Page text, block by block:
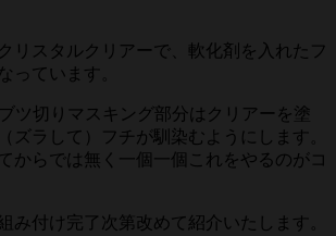
リスタルクリアーで、軟化剤を入れたフ
っています。
ツ切りマスキング部分はクリアーを塗
ズラして）フチが馴染むようにします。
からでは無く一個一個これをやるのがコ
み付け完了次第改めて紹介いたします。